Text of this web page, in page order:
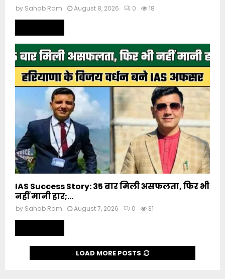
by Sahab Ram August 8, 2026 0 18
IAS Success Story: 35 बार मिली असफलता, फिर भी
नहीं मानी हार;...
by Sahab Ram August 7, 2026 0 31
LOAD MORE POSTS